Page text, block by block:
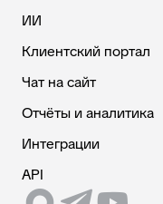
ИИ
Клиентский портал
Чат на сайт
Отчёты и аналитика
Интеграции
API